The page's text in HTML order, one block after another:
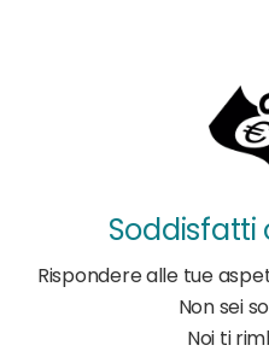
Soddisfatti
Rispondere alle tue
Non sei
Noi ti